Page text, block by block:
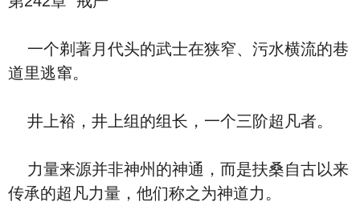
一个剃著月代头的武士在狭窄、污水横流的巷
道里逃窜。
井上裕，井上组的组长，一个三阶超凡者。
力量来源并非神州的神通，而是扶桑自古以来
传承的超凡力量，他们称之为神道力。